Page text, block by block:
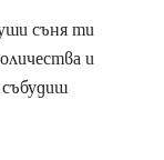
съня ти
и